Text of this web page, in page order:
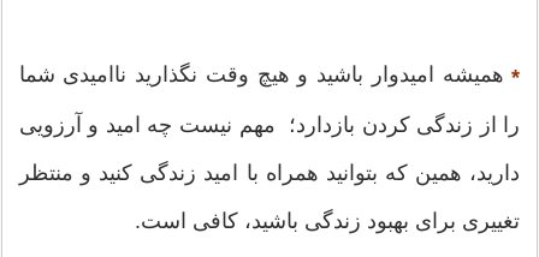
*همیشه امیدوار باشید و هیچ وقت نگذارید ناامیدی شما
را از زندگی کردن بازدارد؛ مهم نیست چه امید و آرزویی
دارید، همین که بتوانید همراه با امید زندگی کنید و منتظر
تغییری برای بهبود زندگی باشید، کافی است.